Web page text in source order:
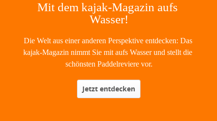
Mit dem kajak-Magazin aufs
Wasser!
Die Welt aus einer anderen Perspektive entdecken: Das
kajak-Magazin nimmt Sie mit aufs Wasser und stellt die
schönsten Paddelreviere vor.
Jetzt entdecken